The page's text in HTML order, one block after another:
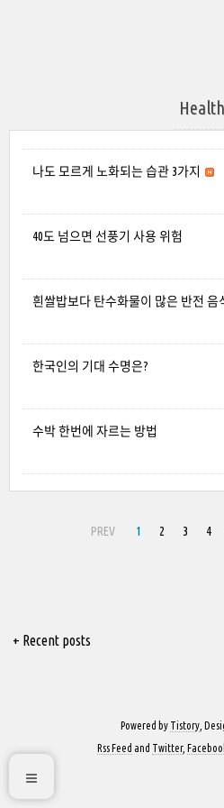
Health
나도 모르게 노화되는 습관 3가지
40도 넘으면 선풍기 사용 위험
흰쌀밥보다 탄수화물이 많은 반전 음
한국인의 기대 수명은?
수박 한번에 자르는 방법
PREV 1 2 3 4
+ Recent posts
Powered by Tistory ,
Rss Feed and Twitter,